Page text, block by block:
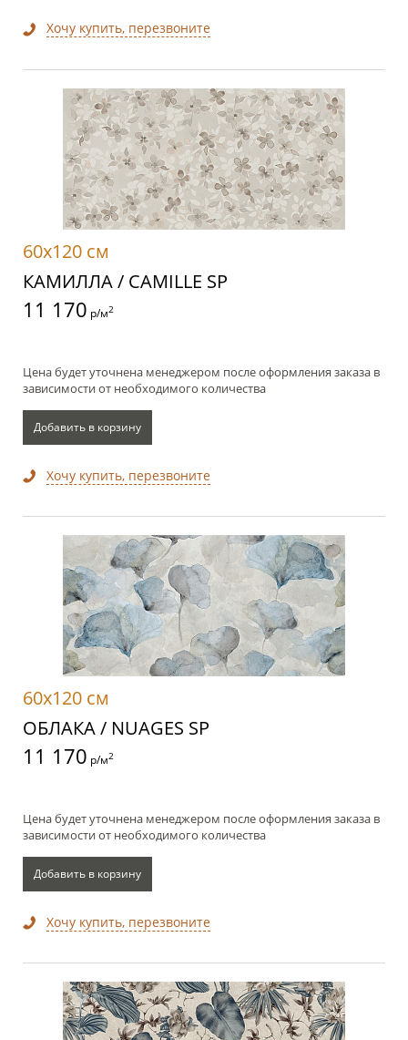
Хочу купить, перезвоните
60x120 см
КАМИЛЛА / CAMILLE SP
11 170 р/м2
Цена будет уточнена менеджером после оформления заказа в
зависимости от необходимого количества
Добавить в корзину
Хочу купить, перезвоните
60x120 см
ОБЛАКА / NUAGES SP
11 170 р/м2
Цена будет уточнена менеджером после оформления заказа в
зависимости от необходимого количества
Добавить в корзину
Хочу купить, перезвоните